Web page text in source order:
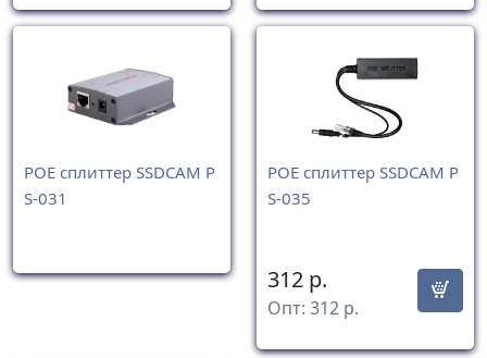
POE сплиттер SSDCAM P
S-031
POE сплиттер SSDCAM P
S-035
312 р.
Опт: 312 р.